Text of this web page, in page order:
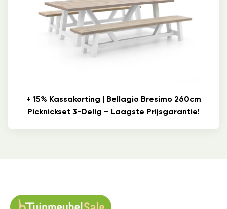
+ 15% Kassakorting | Bellagio Bresimo 260cm
Picknickset 3-Delig – Laagste Prijsgarantie!